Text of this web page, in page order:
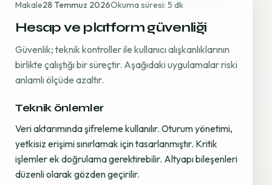
Makale28 Temmuz 2026Okuma süresi: 5 dk
Hesap ve platform güvenliği
Güvenlik; teknik kontroller ile kullanıcı alışkanlıklarının
birlikte çalıştığı bir süreçtir. Aşağıdaki uygulamalar riski
anlamlı ölçüde azaltır.
Teknik önlemler
Veri aktarımında şifreleme kullanılır. Oturum yönetimi,
yetkisiz erişimi sınırlamak için tasarlanmıştır. Kritik
işlemler ek doğrulama gerektirebilir. Altyapı bileşenleri
düzenli olarak gözden geçirilir.